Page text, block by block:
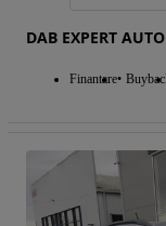
DAB EXPERT
Finantare